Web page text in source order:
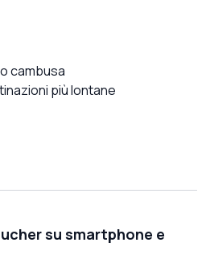
cambusa
più lontane
su smartphone e